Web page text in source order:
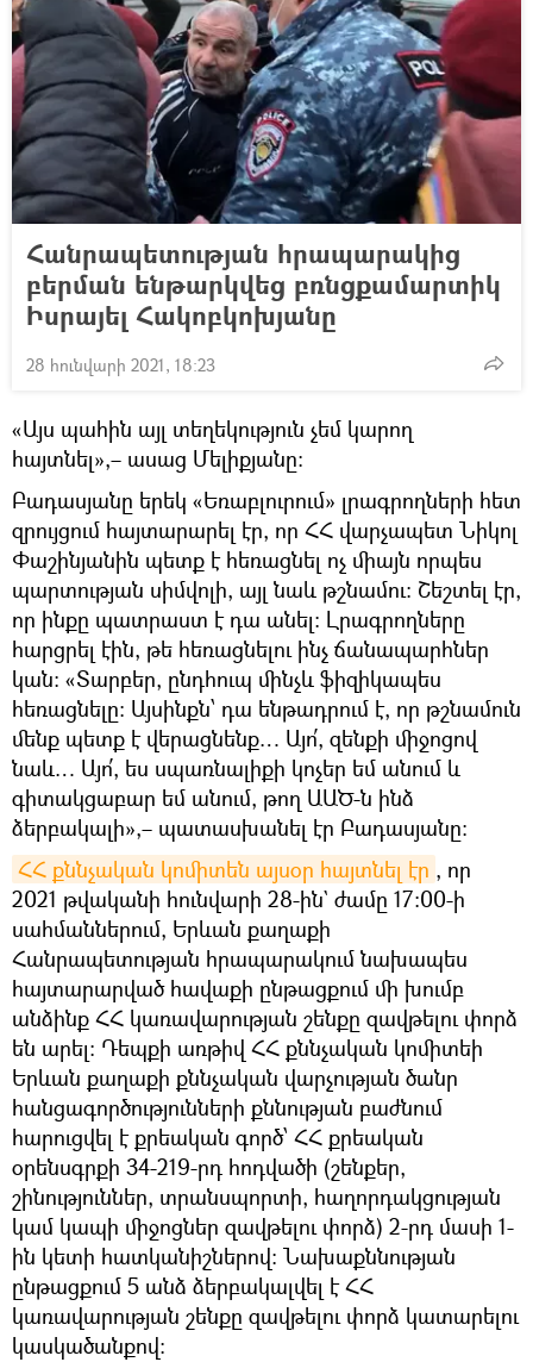
Հանրապետության հրապարակից
բերման ենթարկվեց բռնցքամարտիկ
Իսրայել Հակոբկոխյանը
28 հունվարի 2021, 18:23
«Այս պահին այլ տեղեկություն չեմ կարող
հայտնել»,– ասաց Մելիքյանը։
Բադասյանը երեկ «Եռաբլուրում» լրագրողների հետ
զրույցում հայտարարել էր, որ ՀՀ վարչապետ Նիկոլ
Փաշինյանին պետք է հեռացնել ոչ միայն որպես
պարտության սիմվոլի, այլ նաև թշնամու: Շեշտել էր,
որ ինքը պատրաստ է դա անել: Լրագրողները
հարցրել էին, թե հեռացնելու ինչ ճանապարհներ
կան։ «Տարբեր, ընդհուպ մինչև ֆիզիկապես
հեռացնելը: Այսինքն՝ դա ենթադրում է, որ թշնամուն
մենք պետք է վերացնենք… Այո՛, զենքի միջոցով
նաև… Այո՛, ես սպառնալիքի կոչեր եմ անում և
գիտակցաբար եմ անում, թող ԱԱԾ-ն ինձ
ձերբակալի»,– պատասխանել էր Բադասյանը:
ՀՀ քննչական կոմիտեն այսօր հայտնել էր , որ
2021 թվականի հունվարի 28-ին` ժամը 17:00-ի
սահմաններում, Երևան քաղաքի
Հանրապետության հրապարակում նախապես
հայտարարված հավաքի ընթացքում մի խումբ
անձինք ՀՀ կառավարության շենքը զավթելու փորձ
են արել: Դեպքի առթիվ ՀՀ քննչական կոմիտեի
Երևան քաղաքի քննչական վարչության ծանր
հանցագործությունների քննության բաժնում
հարուցվել է քրեական գործ՝ ՀՀ քրեական
օրենսգրքի 34-219-րդ հոդվածի (շենքեր,
շինություններ, տրանսպորտի, հաղորդակցության
կամ կապի միջոցներ զավթելու փորձ) 2-րդ մասի 1-
ին կետի հատկանիշներով։ Նախաքննության
ընթացքում 5 անձ ձերբակալվել է ՀՀ
կառավարության շենքը զավթելու փորձ կատարելու
կասկածանքով: